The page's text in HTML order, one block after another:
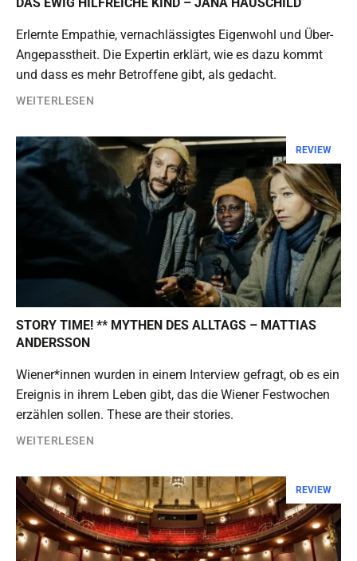
Erlernte Empathie, vernachlässigtes Eigenwohl und Über-
Angepasstheit. Die Expertin erklärt, wie es dazu kommt
und dass es mehr Betroffene gibt, als gedacht.
WEITERLESEN
REVIEW
STORY TIME! ** MYTHEN DES ALLTAGS – MATTIAS
ANDERSSON
Wiener*innen wurden in einem Interview gefragt, ob es ein
Ereignis in ihrem Leben gibt, das die Wiener Festwochen
erzählen sollen. These are their stories.
WEITERLESEN
REVIEW